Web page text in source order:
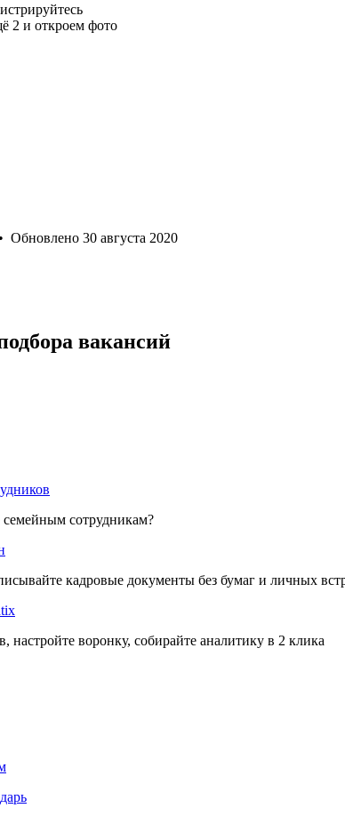
2 и откроем фото
• Обновлено 30 августа 2020
вакансий
семейным сотрудникам?
кадровые документы без бумаг и личных
настройте воронку, собирайте аналитику в 2 клика